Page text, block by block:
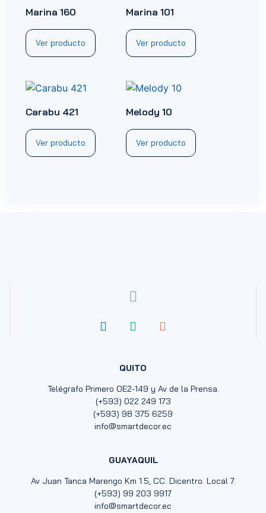
Marina 160
Ver producto
Marina 101
Ver producto
Carabu 421
Ver producto
Melody 10
Ver producto
QUITO
Telégrafo Primero OE2-149 y Av de la Prensa.
(+593) 022 249 173
(+593) 98 375 6259
info@smartdecor.ec
GUAYAQUIL
Av Juan Tanca Marengo Km 1.5, CC. Dicentro. Local 7.
(+593) 99 203 9917
info@smartdecor.ec